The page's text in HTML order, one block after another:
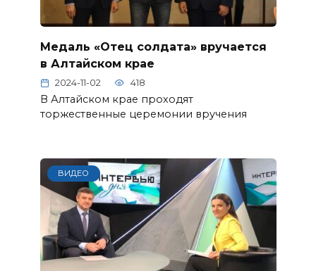
Медаль «Отец солдата» вручается
в Алтайском крае
2024-11-02 418
В Алтайском крае проходят
торжественные церемонии вручения
ВИДЕО